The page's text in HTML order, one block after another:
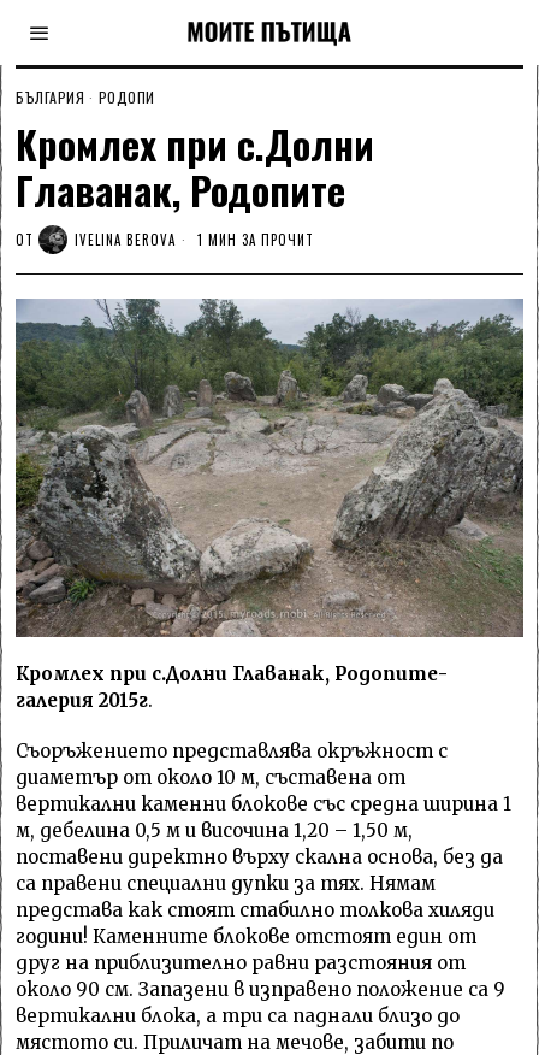
БЪЛГАРИЯ · РОДОПИ
Кромлех при с.Долни
Главанак, Родопите
ОТ IVELINA BEROVA 1 МИН ЗА ПРОЧИТ
Кромлех при с.Долни Главанак, Родопите-
галерия 2015г.
Съоръжението представлява окръжност с
диаметър от около 10 м, съставена от
вертикални каменни блокове със средна ширина 1
м, дебелина 0,5 м и височина 1,20 – 1,50 м,
поставени директно върху скална основа, без да
са правени специални дупки за тях. Нямам
представа как стоят стабилно толкова хиляди
години! Каменните блокове отстоят един от
друг на приблизително равни разстояния от
около 90 см. Запазени в изправено положение са 9
вертикални блока, а три са паднали близо до
мястото си. Приличат на мечове, забити по